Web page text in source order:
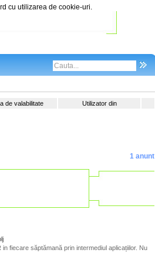
cu utilizarea de cookie-uri.
de valabilitate
Utilizator din
1 anunt
fiecare săptămană prin intermediul aplicațiilor. Nu